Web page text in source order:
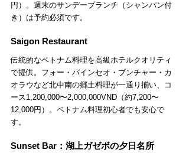
円）。週末のサンデーブランチ（シャンパン付
き）は予約必須です。
Saigon Restaurant
伝統的なベトナム料理を高級ホテルクオリティ
で提供。フォー・バインセオ・ブンチャー・カ
オラウなど北中南の郷土料理が一通り揃い、コ
ース1,200,000〜2,000,000VND（約7,200〜
12,000円）。ベトナム料理初心者でも安心で
す。
Sunset Bar：湖上ガゼボの夕日名所